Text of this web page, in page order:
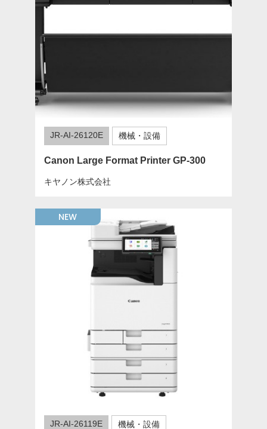
JR-AI-26120E 機械・設備
Canon Large Format Printer GP-300
キヤノン株式会社
NEW
JR-AI-26119E 機械・設備